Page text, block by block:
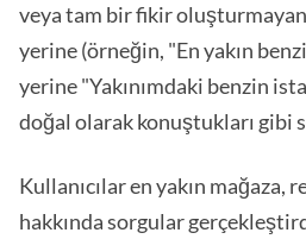
veya tam bir fikir
yerine (örneğin, "En yakın
yerine "Yakınımdaki benzin
doğal olarak konuştukları gibi
Kullanıcılar en yakın mağaza,
hakkında sorgular